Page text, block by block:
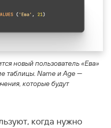
новый пользователь «Ева»
таблицы. Name и Age —
которые будут
когда нужно